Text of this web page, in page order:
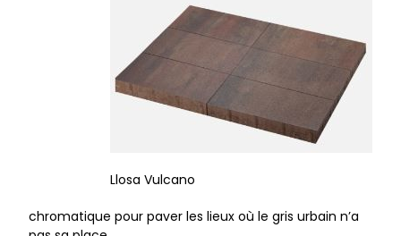
Llosa Vulcano
chromatique pour paver les lieux où le gris urbain n’a